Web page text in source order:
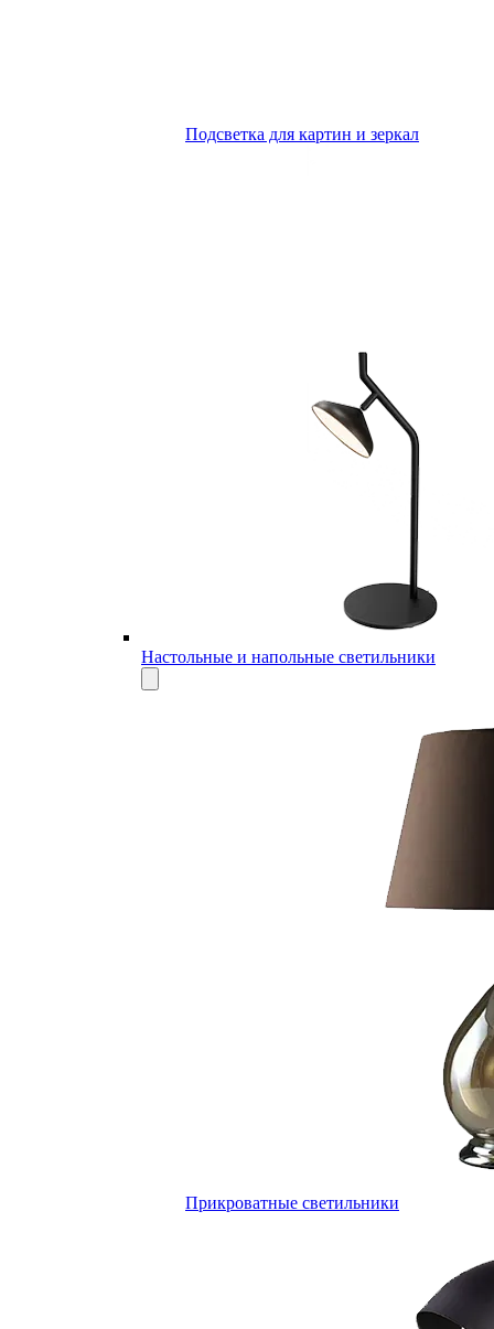
Подсветка для картин и зеркал
Настольные и напольные светильники
Прикроватные светильники